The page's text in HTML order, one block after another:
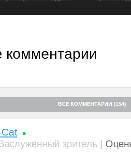
саму смерть. Спустя годы
и трупами, а также
невиданная доселе буря,
комментарии
ВСЕ КОММЕНТАРИИ (154)
зритель |